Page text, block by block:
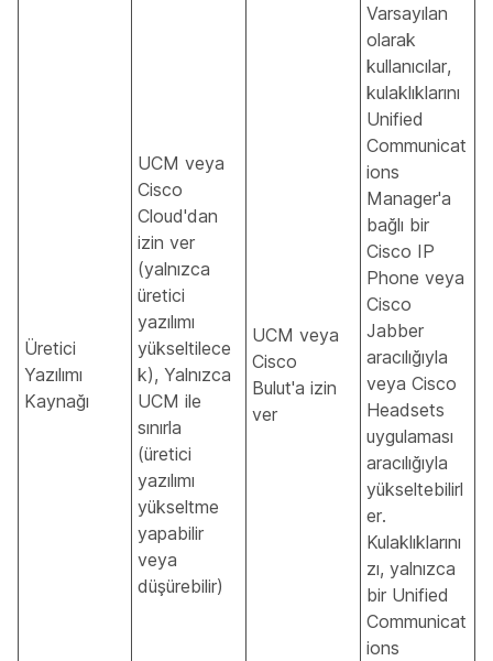
Üretici
Yazılımı
Kaynağı
UCM veya
Cisco
Cloud'dan
izin ver
(yalnızca
üretici
yazılımı
yükseltilece
k), Yalnızca
UCM ile
sınırla
(üretici
yazılımı
yükseltme
yapabilir
veya
düşürebilir)
UCM veya
Cisco
Bulut'a izin
ver
Varsayılan
olarak
kullanıcılar,
kulaklıklarını
Unified
Communicat
ions
Manager'a
bağlı bir
Cisco IP
Phone veya
Cisco
Jabber
aracılığıyla
veya Cisco
Headsets
uygulaması
aracılığıyla
yükseltebilirl
er.
Kulaklıklarını
zı, yalnızca
bir Unified
Communicat
ions